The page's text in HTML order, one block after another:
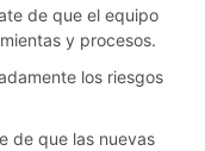
de que el equipo
y procesos.
los riesgos
de que las nuevas